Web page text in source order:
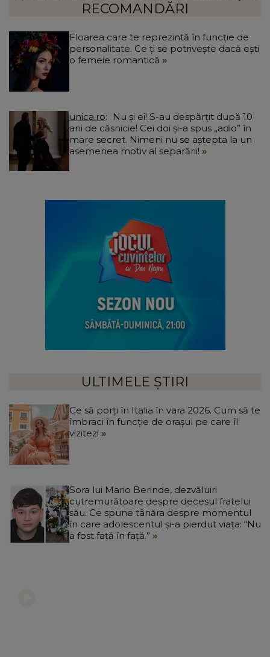
RECOMANDĂRI
Floarea care te reprezintă în funcție de
personalitate. Ce ți se potrivește dacă ești
o femeie romantică
unica.ro
ani de căsnicie! Cei doi și-a spus „adio” în
mare secret. Nimeni nu se aștepta la un
asemenea motiv al separării!
ULTIMELE ȘTIRI
Ce să porți în Italia în vara 2026. Cum să te
îmbraci în funcție de orașul pe care îl
vizitezi
Sora lui Mario Berinde, dezvăluiri
cutremurătoare despre decesul fratelui
său. Ce spune tânăra despre momentul
în care adolescentul și-a pierdut viața: “Nu
a fost față în față.”